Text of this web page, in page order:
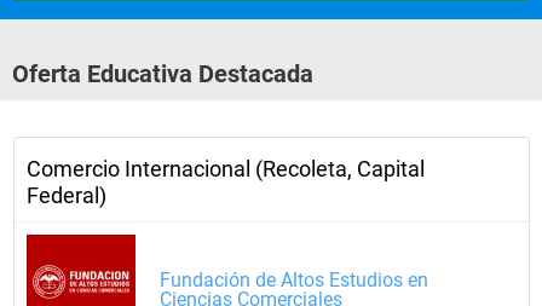
Oferta Educativa Destacada
Comercio Internacional (Recoleta, Capital
Federal)
Fundación de Altos Estudios en
Ciencias Comerciales